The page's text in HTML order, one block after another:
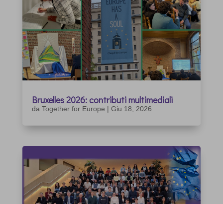
Bruxelles 2026: contributi multimediali
da Together for Europe | Giu 18, 2026